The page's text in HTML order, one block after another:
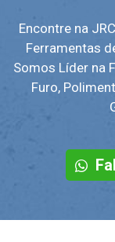
Encontre na
Ferramentas
Somos Líder na
Furo,